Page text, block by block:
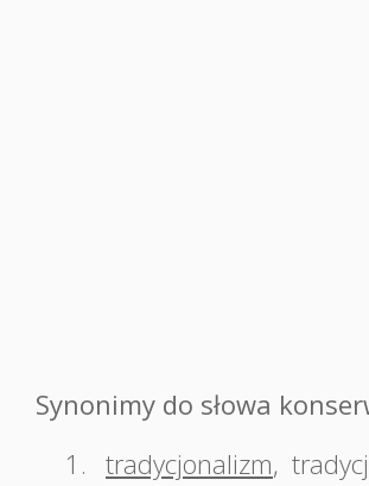
Synonimy do słowa
1. tradycjonalizm,